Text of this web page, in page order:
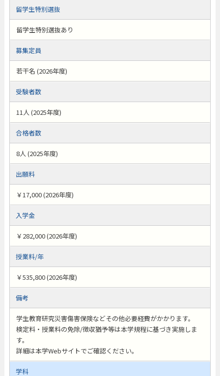
留学生特別選抜
留学生特別選抜あり
募集定員
若干名 (2026年度)
受験者数
11人 (2025年度)
合格者数
8人 (2025年度)
出願料
￥17,000 (2026年度)
入学金
￥282,000 (2026年度)
授業料/年
￥535,800 (2026年度)
備考
学生教育研究災害傷害保険などその他必要経費がかかります。
検定料・授業料の免除/徴収猶予等は本学規程に基づき実施しま
す。
詳細は本学Webサイトでご確認ください。
学科